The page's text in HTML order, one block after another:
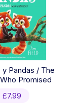
Pandas / The
Promised
£7.99